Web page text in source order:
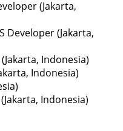
(Jakarta,
Developer (Jakarta,
Indonesia)
Indonesia)
Indonesia)